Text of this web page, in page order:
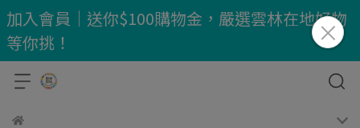
加入會員｜送你$100購物金，嚴選雲林在地好物
等你挑！